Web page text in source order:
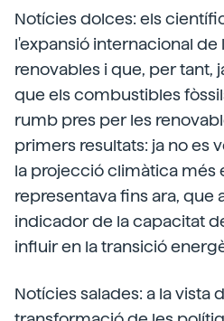
Notícies dolces: els
l'expansió internacional de
renovables i que, per tant,
que els combustibles
rumb pres per les
primers resultats: ja no es
la projecció climàtica més
representava fins ara, que
indicador de la capacitat
influir en la transició
Notícies salades: a la vista